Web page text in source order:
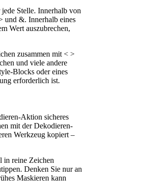
Stelle. Innerhalb von
und &. Innerhalb eines
Wert auszubrechen,
zusammen mit < >
und viele andere
Blocks oder eines
erforderlich ist.
Aktion sicheres
mit der Dekodieren-
Werkzeug kopiert –
in reine Zeichen
Denken Sie nur an
Maskieren kann